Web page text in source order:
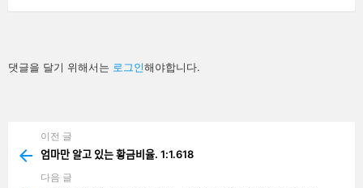
답
글
댓글을 달기 위해서는 로그인해야합니다.
more
이전 글
엄마만 알고 있는 황금비율. 1:1.618
다음 글